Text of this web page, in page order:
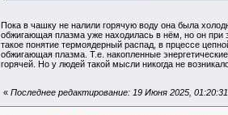
Пока в чашку не налили горячую воду она была
обжигающая плазма уже находилась в нём, но он при
такое понятие термоядерный распад, в прцессе
обжигающая плазма. Т.е. накопленные
горячей. Но у людей такой мысли никогда не
« Последнее редактирование: 19 Июня 2025,